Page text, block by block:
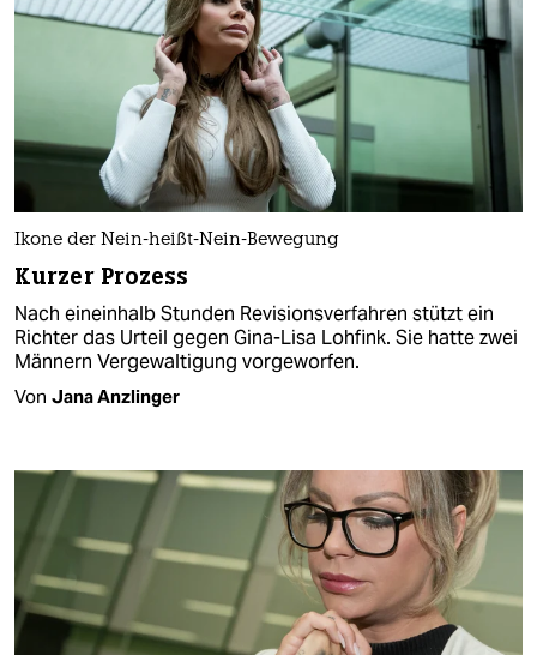
Ikone der Nein-heißt-Nein-Bewegung
Kurzer Prozess
Nach eineinhalb Stunden Revisionsverfahren stützt ein
Richter das Urteil gegen Gina-Lisa Lohfink. Sie hatte zwei
Männern Vergewaltigung vorgeworfen.
Von Jana Anzlinger